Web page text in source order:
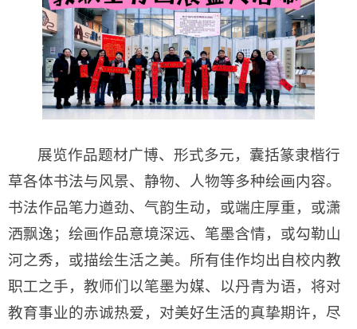
展览作品题材广博、形式多元，囊括篆隶楷行
草各体书法与风景、静物、人物等多种绘画内容。
书法作品笔力遒劲、气韵生动，或端庄厚重，或潇
洒飘逸；绘画作品意境深远、笔墨含情，或勾勒山
河之秀，或描绘生活之美。所有佳作均出自校内教
职工之手，教师们以笔墨为媒、以丹青为语，将对
教育事业的赤诚热爱，对美好生活的真挚期许，尽